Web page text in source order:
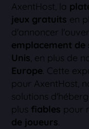
AxentHost, la
jeux gratuits en
d'annoncer
emplacement
Unis, en plus de
Europe. Cette
pour AxentHost,
solutions
plus fiables pour
de joueurs.